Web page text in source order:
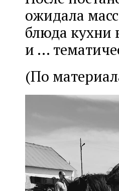
ожидала
блюда кухни
и ...
(По